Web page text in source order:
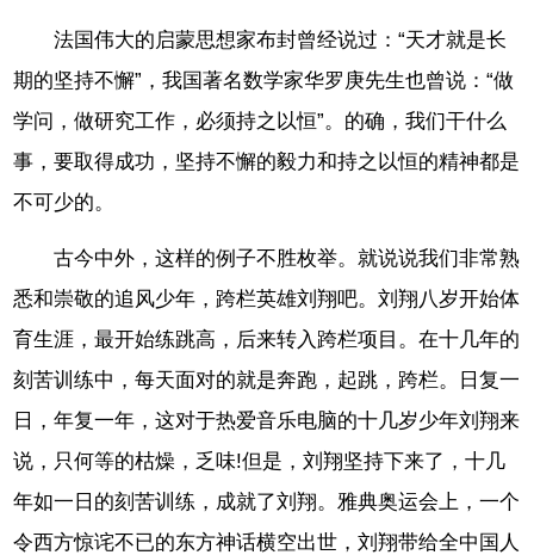
法国伟大的启蒙思想家布封曾经说过：“天才就是长
期的坚持不懈”，我国著名数学家华罗庚先生也曾说：“做
学问，做研究工作，必须持之以恒”。的确，我们干什么
事，要取得成功，坚持不懈的毅力和持之以恒的精神都是
不可少的。
古今中外，这样的例子不胜枚举。就说说我们非常熟
悉和崇敬的追风少年，跨栏英雄刘翔吧。刘翔八岁开始体
育生涯，最开始练跳高，后来转入跨栏项目。在十几年的
刻苦训练中，每天面对的就是奔跑，起跳，跨栏。日复一
日，年复一年，这对于热爱音乐电脑的十几岁少年刘翔来
说，只何等的枯燥，乏味!但是，刘翔坚持下来了，十几
年如一日的刻苦训练，成就了刘翔。雅典奥运会上，一个
令西方惊诧不已的东方神话横空出世，刘翔带给全中国人